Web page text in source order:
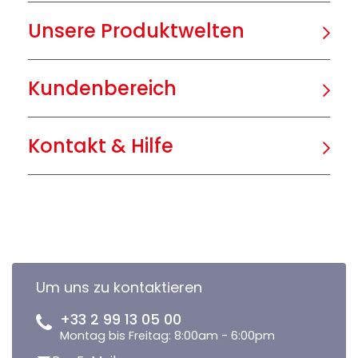
Unsere Produktwelten
Kundenbereich
Kontakt & Hilfe
Um uns zu kontaktieren
+33 2 99 13 05 00
Montag bis Freitag: 8:00am - 6:00pm